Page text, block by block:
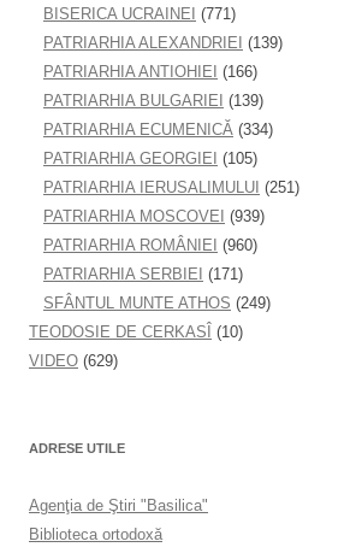
BISERICA UCRAINEI (771)
PATRIARHIA ALEXANDRIEI (139)
PATRIARHIA ANTIOHIEI (166)
PATRIARHIA BULGARIEI (139)
PATRIARHIA ECUMENICĂ (334)
PATRIARHIA GEORGIEI (105)
PATRIARHIA IERUSALIMULUI (251)
PATRIARHIA MOSCOVEI (939)
PATRIARHIA ROMÂNIEI (960)
PATRIARHIA SERBIEI (171)
SFÂNTUL MUNTE ATHOS (249)
TEODOSIE DE CERKASÎ (10)
VIDEO (629)
ADRESE UTILE
Agenţia de Ştiri "Basilica"
Biblioteca ortodoxă